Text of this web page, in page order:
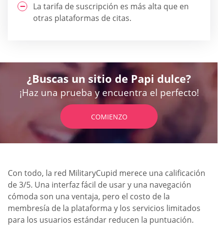
La tarifa de suscripción es más alta que en
otras plataformas de citas.
¿Buscas un sitio de Papi dulce?
¡Haz una prueba y encuentra el perfecto!
COMIENZO
Con todo, la red MilitaryCupid merece una calificación
de 3/5. Una interfaz fácil de usar y una navegación
cómoda son una ventaja, pero el costo de la
membresía de la plataforma y los servicios limitados
para los usuarios estándar reducen la puntuación.